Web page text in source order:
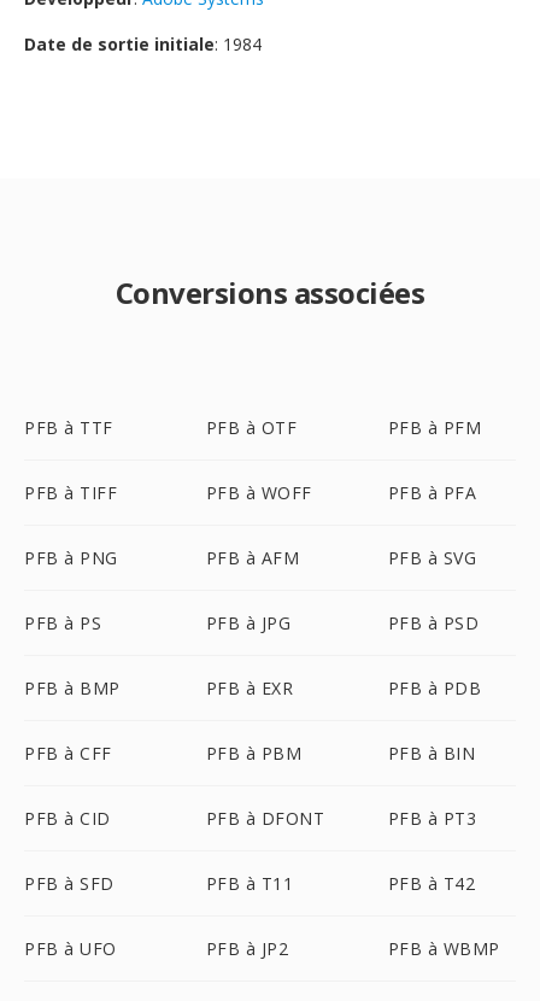
Date de sortie initiale: 1984
Conversions associées
PFB à TTF PFB à OTF PFB à PFM
PFB à TIFF PFB à WOFF PFB à PFA
PFB à PNG PFB à AFM PFB à SVG
PFB à PS PFB à JPG PFB à PSD
PFB à BMP PFB à EXR PFB à PDB
PFB à CFF PFB à PBM PFB à BIN
PFB à CID PFB à DFONT PFB à PT3
PFB à SFD PFB à T11 PFB à T42
PFB à UFO PFB à JP2 PFB à WBMP